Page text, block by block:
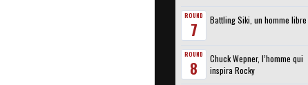
ROUND
7 Battling Siki, un homme libre
ROUND
8
Chuck Wepner, l’homme qui
inspira Rocky